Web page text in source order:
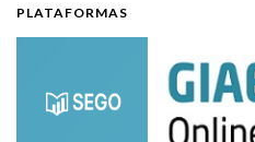
PLATAFORMAS